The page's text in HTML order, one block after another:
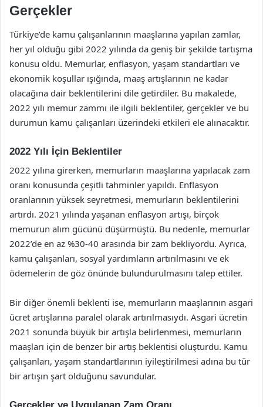
Gerçekler
Türkiye’de kamu çalışanlarının maaşlarına yapılan zamlar,
her yıl olduğu gibi 2022 yılında da geniş bir şekilde tartışma
konusu oldu. Memurlar, enflasyon, yaşam standartları ve
ekonomik koşullar ışığında, maaş artışlarının ne kadar
olacağına dair beklentilerini dile getirdiler. Bu makalede,
2022 yılı memur zammı ile ilgili beklentiler, gerçekler ve bu
durumun kamu çalışanları üzerindeki etkileri ele alınacaktır.
2022 Yılı İçin Beklentiler
2022 yılına girerken, memurların maaşlarına yapılacak zam
oranı konusunda çeşitli tahminler yapıldı. Enflasyon
oranlarının yüksek seyretmesi, memurların beklentilerini
artırdı. 2021 yılında yaşanan enflasyon artışı, birçok
memurun alım gücünü düşürmüştü. Bu nedenle, memurlar
2022’de en az %30-40 arasında bir zam bekliyordu. Ayrıca,
kamu çalışanları, sosyal yardımların artırılmasını ve ek
ödemelerin de göz önünde bulundurulmasını talep ettiler.
Bir diğer önemli beklenti ise, memurların maaşlarının asgari
ücret artışlarına paralel olarak artırılmasıydı. Asgari ücretin
2021 sonunda büyük bir artışla belirlenmesi, memurların
maaşları için de benzer bir artış beklentisi oluşturdu. Kamu
çalışanları, yaşam standartlarının iyileştirilmesi adına bu tür
bir artışın şart olduğunu savundular.